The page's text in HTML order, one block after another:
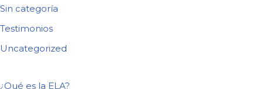
Sin categoría
Testimonios
Uncategorized
¿Qué es la ELA?